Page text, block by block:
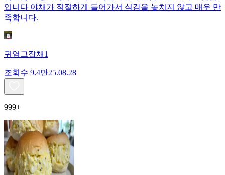
입니다 야채가 적절하게 들어가서 식감을 놓치지 않고 매우 만
족합니다.
귀염그잡채1
조회수 9.4만25.08.28
999+